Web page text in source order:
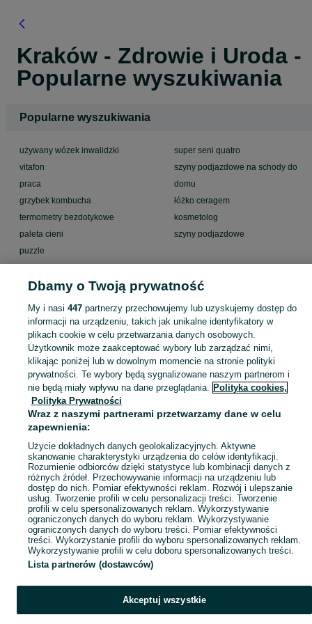
Kraków - Zdrowie i Uroda -
Popularne wyszukiwania
Popularne wyszukiwania
używany wózek inwalidzki
vitafon
praca
grzybek kombucha
termometry bezdotykowe
paleta cieni
puzzle
super seni quatro
szyny podjazdowe na schody do
domu
łóżko ceragem
kosmetolog
szyny podjazdowe
Transport i poruszanie
Dbamy o Twoją prywatność
My i nasi 447partnerzy przechowujemy lub uzyskujemy dostęp do
informacji na urządzeniu, takich jak unikalne identyfikatory w
plikach cookie w celu przetwarzania danych osobowych.
Użytkownik może zaakceptować wybory lub zarządzać nimi,
klikając poniżej lub w dowolnym momencie na stronie polityki
prywatności. Te wybory będą sygnalizowane naszym partnerom i
nie będą miały wpływu na dane przeglądania. Polityka cookies,
Polityka Prywatności
Wraz z naszymi partnerami przetwarzamy dane w celu
zapewnienia:
Użycie dokładnych danych geolokalizacyjnych. Aktywne
skanowanie charakterystyki urządzenia do celów identyfikacji.
Rozumienie odbiorców dzięki statystyce lub kombinacji danych z
różnych źródeł. Przechowywanie informacji na urządzeniu lub
dostęp do nich. Pomiar efektywności reklam. Rozwój i ulepszanie
usług. Tworzenie profili w celu personalizacji treści. Tworzenie
profili w celu spersonalizowanych reklam. Wykorzystywanie
ograniczonych danych do wyboru reklam. Wykorzystywanie
ograniczonych danych do wyboru treści. Pomiar efektywności
treści. Wykorzystanie profili do wyboru spersonalizowanych reklam.
Wykorzystywanie profili w celu doboru spersonalizowanych treści.
Lista partnerów (dostawców)
Akceptuj wszystkie